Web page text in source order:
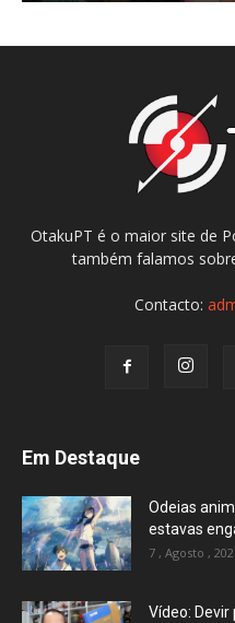
OtakuPT é o maior site de
também falamos
Contacto:
Em Destaque
Odeias
estavas
7 , Agosto ,
Vídeo: